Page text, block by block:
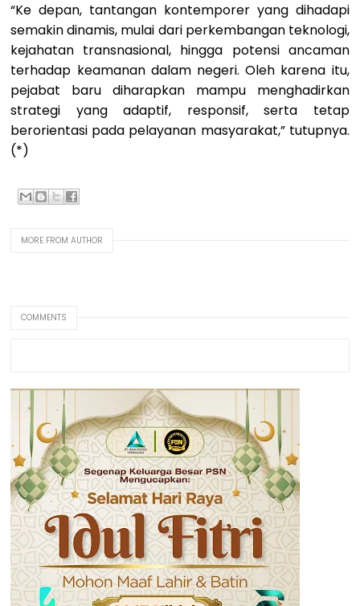
“Ke depan, tantangan kontemporer yang dihadapi
semakin dinamis, mulai dari perkembangan teknologi,
kejahatan transnasional, hingga potensi ancaman
terhadap keamanan dalam negeri. Oleh karena itu,
pejabat baru diharapkan mampu menghadirkan
strategi yang adaptif, responsif, serta tetap
berorientasi pada pelayanan masyarakat,” tutupnya.
(*)
MORE FROM AUTHOR
COMMENTS